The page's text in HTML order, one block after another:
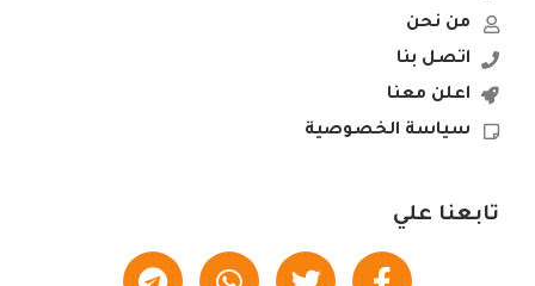
من نحن
اتصل بنا
اعلن معنا
سياسة الخصوصية
تابعنا علي